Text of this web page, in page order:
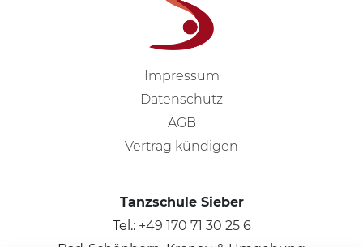
Impressum
Datenschutz
AGB
Vertrag kündigen
Tanzschule Sieber
Tel.: +49 170 71 30 25 6